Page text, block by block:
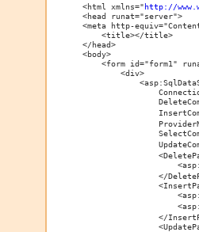
<html xmlns="http://
<head runat="server">
<meta http-
    <title></title>
</head>
<body>
<form id="form1"
        <div>
</
</